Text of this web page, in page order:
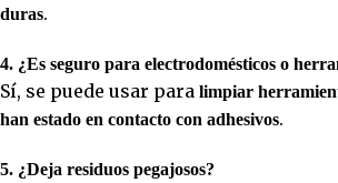
duras.
4. ¿Es seguro para electrodomésticos o
Sí, se puede usar para limpiar
han estado en contacto con adhesivos.
5. ¿Deja residuos pegajosos?